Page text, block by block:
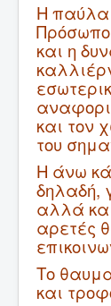
Η παύλα
και η
και τον
του
Η άνω
δηλαδή,
αλλά
αρετές
Το
και